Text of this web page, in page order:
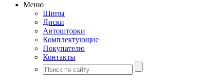
Меню
Шины
Диски
Автошторки
Комплектующие
Покупателю
Контакты